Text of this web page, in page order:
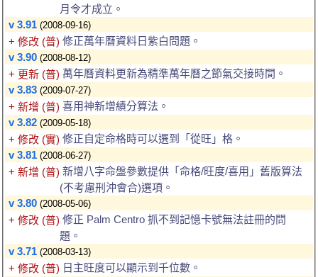
月令才成立。
v 3.91 (2008-09-16)
+ 修改 (普) 修正萬年曆資料日紫白問題。
v 3.90 (2008-08-12)
+ 更新 (普) 萬年曆資料更新為精準萬年曆之節氣交接時間。
v 3.83 (2009-07-27)
+ 新增 (普) 喜用神新增績分算法。
v 3.82 (2009-05-18)
+ 修改 (實) 修正自定命格時可以選到「從旺」格。
v 3.81 (2008-06-27)
+ 新增 (普) 新增八字命盤參數提供「命格/旺度/喜用」舊版算法
(不考慮刑沖會合)選項。
v 3.80 (2008-05-06)
+ 修改 (普) 修正 Palm Centro 抓不到記憶卡號無法註冊的問
題。
v 3.71 (2008-03-13)
+ 修改 (普) 日主旺度可以顯示到千位數。